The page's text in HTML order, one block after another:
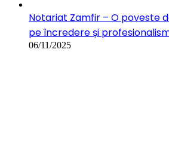
Notariat Zamfir – O poveste
pe încredere și
06/11/2025